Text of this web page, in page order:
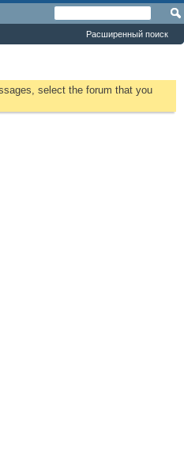
Расширенный поиск
select the forum that you